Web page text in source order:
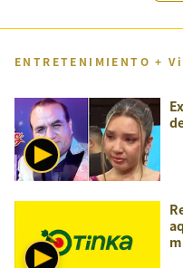
ENTRETENIMIENTO +